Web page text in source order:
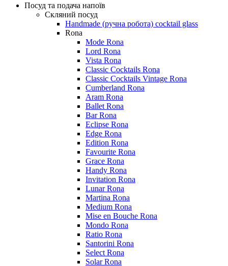
Посуд та подача напоїв
Скляний посуд
Handmade (ручна робота) cocktail glass
Rona
Mode Rona
Lord Rona
Vista Rona
Classic Cocktails Rona
Classic Cocktails Vintage Rona
Cumberland Rona
Aram Rona
Ballet Rona
Bar Rona
Eclipse Rona
Edge Rona
Edition Rona
Favourite Rona
Grace Rona
Handy Rona
Invitation Rona
Lunar Rona
Martina Rona
Medium Rona
Mise en Bouche Rona
Mondo Rona
Ratio Rona
Santorini Rona
Select Rona
Solar Rona